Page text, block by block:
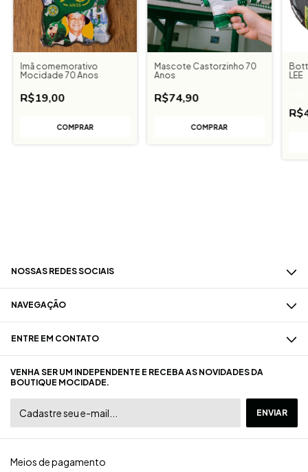
Imã comemorativo
Mocidade 70 Anos
R$19,00
Mascote Castorzinho 70
Anos
R$74,90
LEE
NOSSAS REDES SOCIAIS
NAVEGAÇÃO
ENTRE EM CONTATO
VENHA SER UM INDEPENDENTE E RECEBA AS NOVIDADES DA
BOUTIQUE MOCIDADE.
Meios de pagamento